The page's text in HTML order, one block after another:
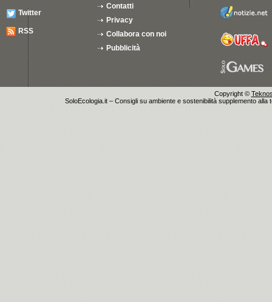
Twitter
RSS
Contatti
Privacy
Collabora con noi
Pubblicità
Copyright ©
SoloEcologia.it – Consigli su ambiente e sostenibilità supplemento